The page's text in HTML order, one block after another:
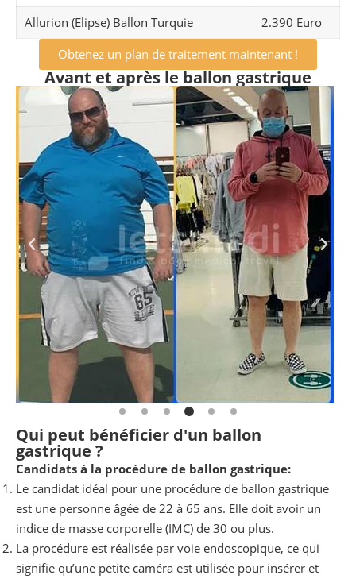
Allurion (Elipse) Ballon Turquie
2.390 Euro
Obtenez un plan de traitement maintenant !
Avant et après le ballon gastrique
Qui peut bénéficier d'un ballon
gastrique ?
Candidats à la procédure de ballon gastrique:
Le candidat idéal pour une procédure de ballon gastrique
est une personne âgée de 22 à 65 ans. Elle doit avoir un
indice de masse corporelle (IMC) de 30 ou plus.
La procédure est réalisée par voie endoscopique, ce qui
signifie qu’une petite caméra est utilisée pour insérer et